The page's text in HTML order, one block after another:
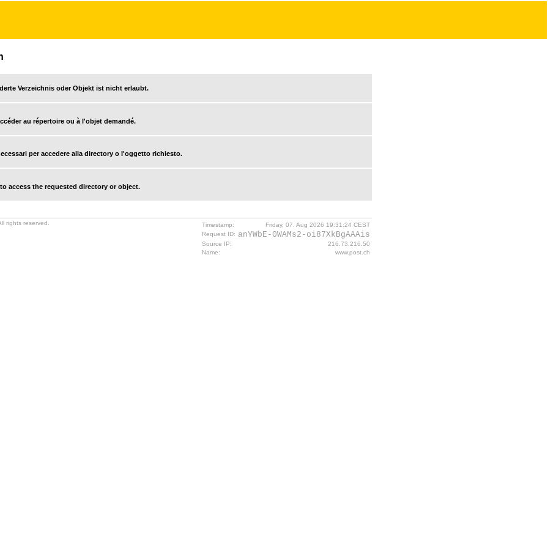
Verzeichnis oder Objekt ist nicht erlaubt.
au répertoire ou à l'objet demandé.
per accedere alla directory o l'oggetto richiesto.
access the requested directory or object.
rights reserved. Timestamp:
Friday, 07. Aug 2026 19:31:24 CEST
Request ID: anYWbE-0WAMs2-oi87XkBgAAAis
Source IP:
216.73.216.50
Name:
www.post.ch